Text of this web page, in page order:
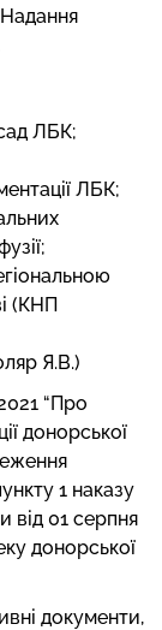
ЛБК;
ЛБК;
(КНП
Я.В.)
“Про
донорської
1 наказу
від 01 серпня
донорської
документи,